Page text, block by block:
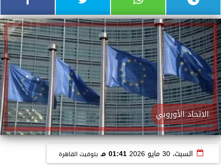
الاتحاد الأوروبي
السبت، 30 مايو 2026 01:41 مـ بتوقيت القاهرة